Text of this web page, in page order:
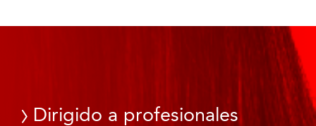
Dirigido a profesionales